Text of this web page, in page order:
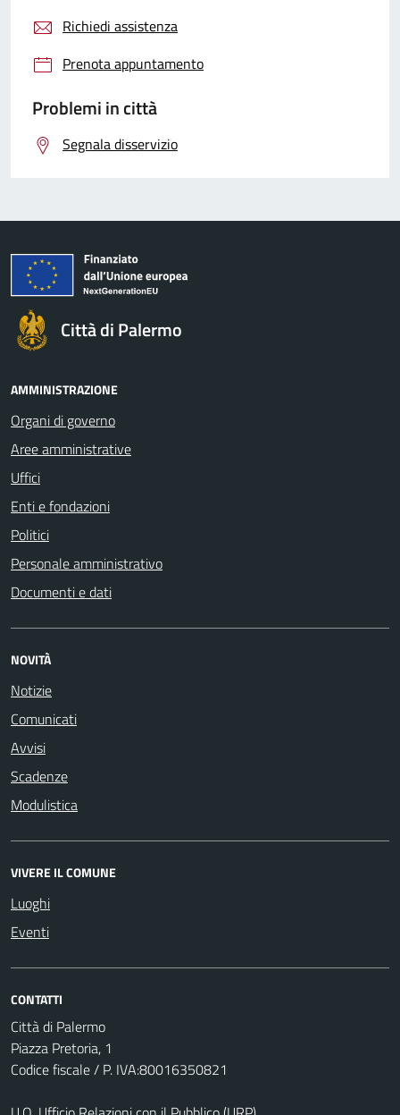
Richiedi assistenza
Prenota appuntamento
Problemi in città
Segnala disservizio
Città di Palermo
AMMINISTRAZIONE
Organi di governo
Aree amministrative
Uffici
Enti e fondazioni
Politici
Personale amministrativo
Documenti e dati
NOVITÀ
Notizie
Comunicati
Avvisi
Scadenze
Modulistica
VIVERE IL COMUNE
Luoghi
Eventi
CONTATTI
Città di Palermo
Piazza Pretoria, 1
Codice fiscale / P. IVA:80016350821